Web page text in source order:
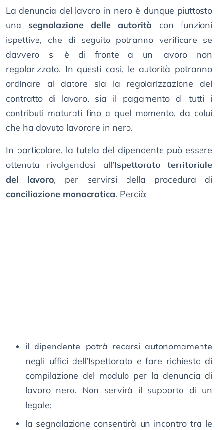
La denuncia del lavoro in nero è dunque piuttosto
una segnalazione delle autorità con funzioni
ispettive, che di seguito potranno verificare se
davvero si è di fronte a un lavoro non
regolarizzato. In questi casi, le autorità potranno
ordinare al datore sia la regolarizzazione del
contratto di lavoro, sia il pagamento di tutti i
contributi maturati fino a quel momento, da colui
che ha dovuto lavorare in nero.
In particolare, la tutela del dipendente può essere
ottenuta rivolgendosi all’Ispettorato territoriale
del lavoro, per servirsi della procedura di
conciliazione monocratica. Perciò:
il dipendente potrà recarsi autonomamente
negli uffici dell’Ispettorato e fare richiesta di
compilazione del modulo per la denuncia di
lavoro nero. Non servirà il supporto di un
legale;
la segnalazione consentirà un incontro tra le